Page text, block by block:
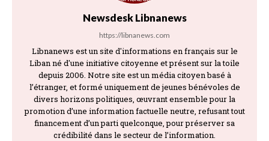
Newsdesk Libnanews
https://libnanews.com
Libnanews est un site d'informations en français sur le
Liban né d'une initiative citoyenne et présent sur la toile
depuis 2006. Notre site est un média citoyen basé à
l’étranger, et formé uniquement de jeunes bénévoles de
divers horizons politiques, œuvrant ensemble pour la
promotion d’une information factuelle neutre, refusant tout
financement d’un parti quelconque, pour préserver sa
crédibilité dans le secteur de l’information.